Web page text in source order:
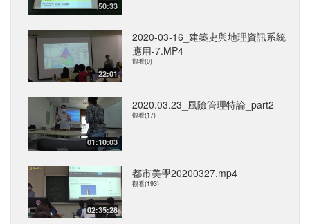
50:33
22:01
2020-03-16_建築史與地理資訊系統
應用-7.MP4
觀看(0)
01:10:03
2020.03.23_風險管理特論_part2
觀看(17)
02:35:28
都市美學20200327.mp4
觀看(193)